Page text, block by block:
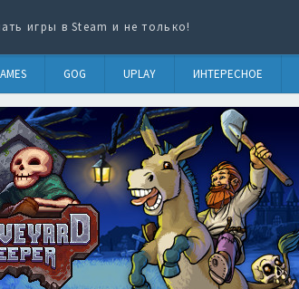
игры в Steam и не только!
GOG UPLAY ИНТЕРЕСНОЕ